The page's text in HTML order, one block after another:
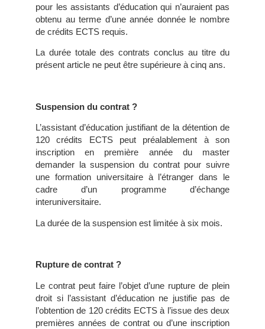
pour les assistants d’éducation qui n’auraient pas
obtenu au terme d’une année donnée le nombre
de crédits ECTS requis.
La durée totale des contrats conclus au titre du
présent article ne peut être supérieure à cinq ans.
Suspension du contrat ?
L’assistant d’éducation justifiant de la détention de
120 crédits ECTS peut préalablement à son
inscription en première année du master
demander la suspension du contrat pour suivre
une formation universitaire à l’étranger dans le
cadre d’un programme d’échange
interuniversitaire.
La durée de la suspension est limitée à six mois.
Rupture de contrat ?
Le contrat peut faire l’objet d’une rupture de plein
droit si l’assistant d’éducation ne justifie pas de
l’obtention de 120 crédits ECTS à l’issue des deux
premières années de contrat ou d’une inscription